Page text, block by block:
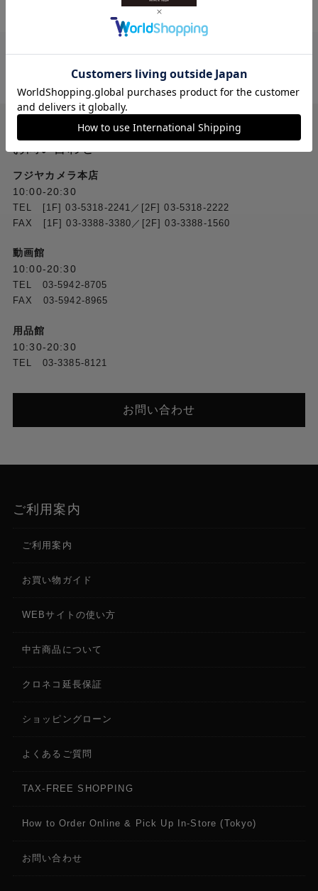
ご注文合計２万円 （税込）以上 から 送料無料
フジヤカメラ本店
10:00-20:30
TEL [1F] 03-5318-2241／[2F] 03-5318-2222
FAX [1F] 03-3388-3380／[2F] 03-3388-1560
動画館
10:00-20:30
TEL 03-5942-8705
FAX 03-5942-8965
用品館
10:30-20:30
TEL 03-3385-8121
お問い合わせ
ご利用案内
ご利用案内
お買い物ガイド
WEBサイトの使い方
中古商品について
クロネコ延長保証
ショッピングローン
よくあるご質問
TAX-FREE SHOPPING
How to Order Online & Pick Up In-Store (Tokyo)
お問い合わせ